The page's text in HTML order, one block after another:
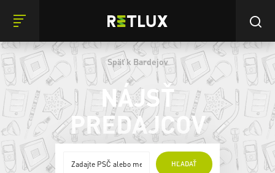
Späť k Bardejov
NÁJSŤ
PREDAJCOV
HĽADAŤ
ONLINE